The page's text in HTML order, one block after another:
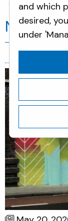
News
and which
desired,
under